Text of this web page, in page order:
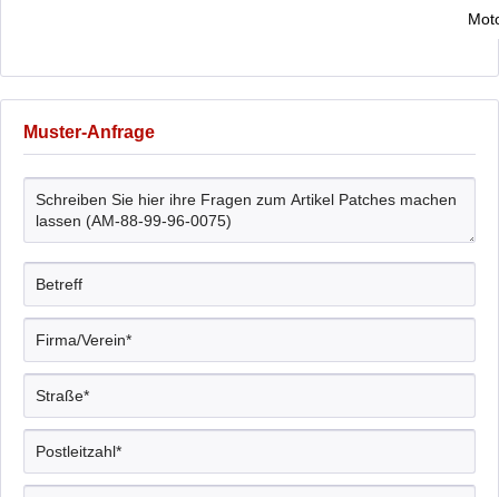
Muster-Anfrage